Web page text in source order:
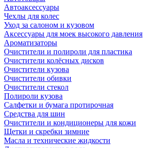
Автоаксессуары
Чехлы для колес
Уход за салоном и кузовом
Аксессуары для моек высокого давления
Ароматизаторы
Очистители и полироли для пластика
Очистители колёсных дисков
Очистители кузова
Очистители обивки
Очистители стекол
Полироли кузова
Салфетки и бумага протирочная
Средства для шин
Очистители и кондиционеры для кожи
Щетки и скребки зимние
Масла и технические жидкости